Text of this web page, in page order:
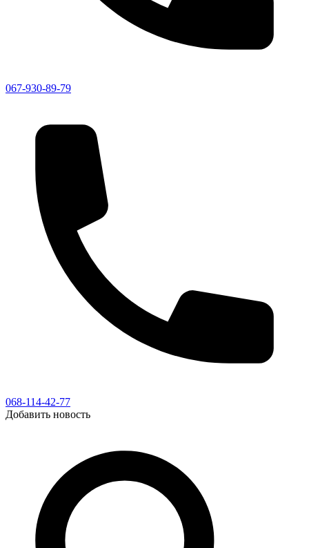
067-930-89-79
068-114-42-77
Добавить новость